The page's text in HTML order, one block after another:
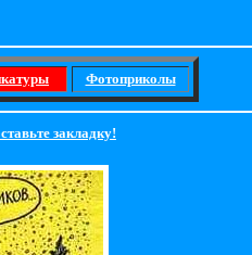
Фотоприколы
закладку!